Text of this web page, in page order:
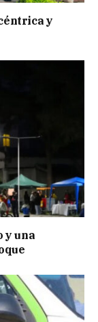
y
y una